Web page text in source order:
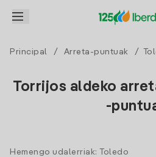
Principal / Arreta-puntuak /
Torrijos aldeko
-
Hemengo udalerriak: Toledo